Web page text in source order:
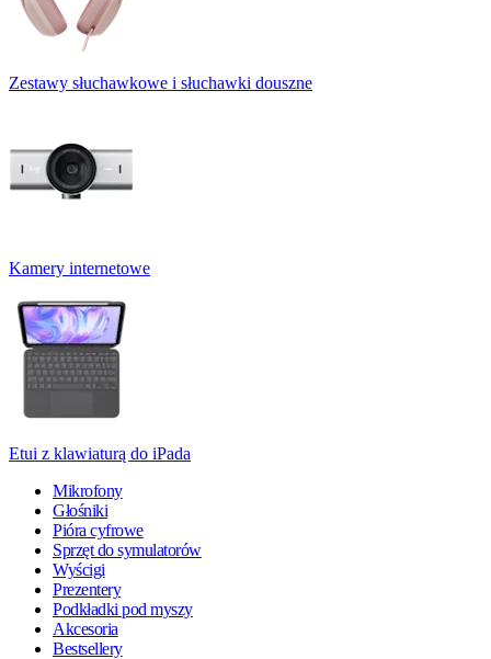
Zestawy słuchawkowe i słuchawki douszne
Kamery internetowe
Etui z klawiaturą do iPada
Mikrofony
Głośniki
Pióra cyfrowe
Sprzęt do symulatorów
Wyścigi
Prezentery
Podkładki pod myszy
Akcesoria
Bestsellery